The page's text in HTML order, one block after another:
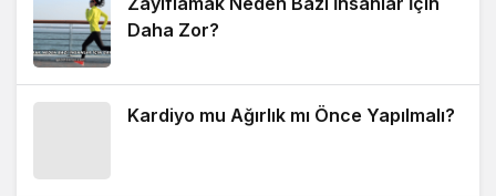
Daha Zor?
Kardiyo mu Ağırlık mı Önce Yapılmalı?